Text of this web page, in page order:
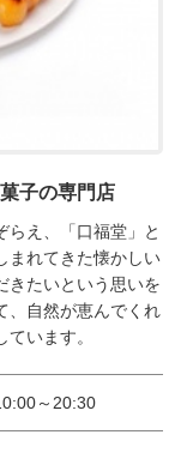
子の専門店
らえ、「口福堂」と
まれてきた懐かしい
きたいという思いを
、自然が恵んでくれ
います。
～20:30